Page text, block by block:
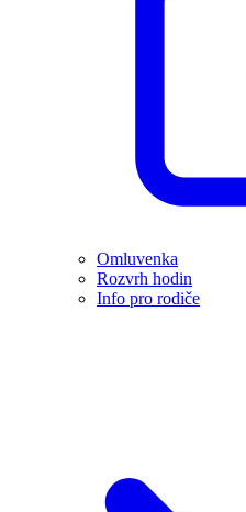
Omluvenka
Rozvrh hodin
Info pro rodiče